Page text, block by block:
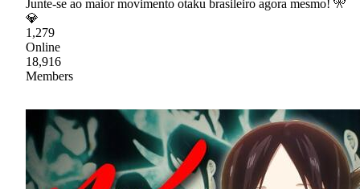
Junte-se ao maior movimento otaku brasileiro agora mesmo! 🎌
💎
1,279
Online
18,916
Members